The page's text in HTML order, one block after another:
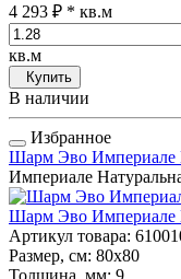
4 293 ₽ * кв.м
кв.м
Купить
В наличии
Избранное
Шарм Эво Империале
Империале
Шарм Эво Империале
Артикул товара:
Размер, см: 80x80